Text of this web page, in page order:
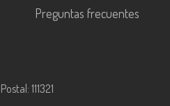
Preguntas frecuentes
111321